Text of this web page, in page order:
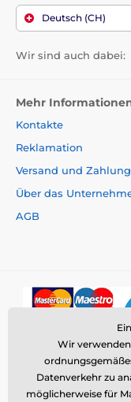
Deutsch (CH)
Wir sind auch dabei:
Mehr
Kontakte
Reklamation
Versand und Zahlung
Über das
AGB
Wir
Datenverkehr zu
möglicherweise für